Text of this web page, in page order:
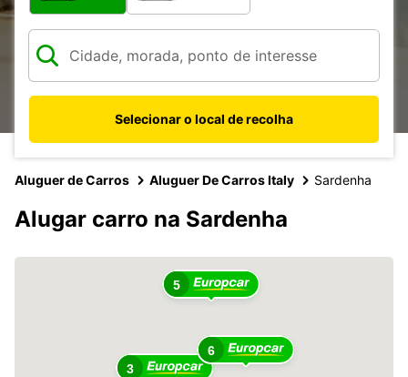
Selecionar o local de recolha
Aluguer de Carros Aluguer De Carros Italy Sardenha
Alugar carro na Sardenha
3
6
5